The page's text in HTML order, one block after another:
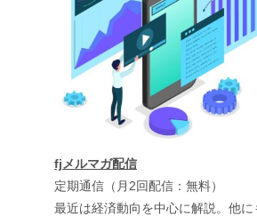
fjメルマガ配信
定期通信（月2回配信：無料）
最近は経済動向を中心に解説。他に